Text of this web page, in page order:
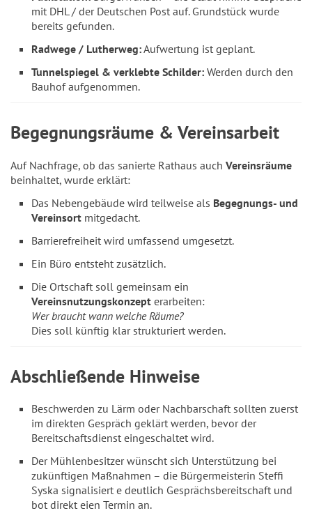
mit DHL / der Deutschen Post auf. Grundstück wurde
bereits gefunden.
Radwege / Lutherweg:Aufwertung ist geplant.
Tunnelspiegel & verklebte Schilder: Werden durch den
Bauhof aufgenommen.
Begegnungsräume & Vereinsarbeit
Auf Nachfrage, ob das sanierte Rathaus auch Vereinsräume
beinhaltet, wurde erklärt:
Das Nebengebäude wird teilweise als Begegnungs- und
Vereinsort mitgedacht.
Barrierefreiheit wird umfassend umgesetzt.
Ein Büro entsteht zusätzlich.
Die Ortschaft soll gemeinsam ein
Vereinsnutzungskonzept erarbeiten:
Wer braucht wann welche Räume?
Dies soll künftig klar strukturiert werden.
Abschließende Hinweise
Beschwerden zu Lärm oder Nachbarschaft sollten zuerst
im direkten Gespräch geklärt werden, bevor der
Bereitschaftsdienst eingeschaltet wird.
Der Mühlenbesitzer wünscht sich Unterstützung bei
zukünftigen Maßnahmen – die Bürgermeisterin Steffi
Syska signalisiert e deutlich Gesprächsbereitschaft und
bot direkt eien Termin an.